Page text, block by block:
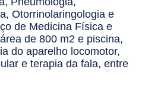
Otorrinolaringologia e
de Medicina Física e
de 800 m2 e piscina,
do aparelho locomotor,
e terapia da fala, entre